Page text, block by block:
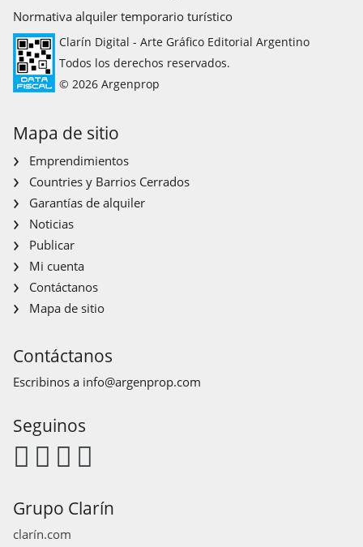
Normativa alquiler temporario turístico
Clarín Digital - Arte Gráfico Editorial Argentino
Todos los derechos reservados.
© 2026 Argenprop
Mapa de sitio
Emprendimientos
Countries y Barrios Cerrados
Garantías de alquiler
Noticias
Publicar
Mi cuenta
Contáctanos
Mapa de sitio
Contáctanos
Escribinos a info@argenprop.com
Seguinos
Grupo Clarín
clarín.com